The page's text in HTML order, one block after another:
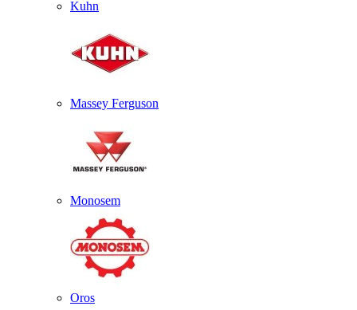
Kuhn
Massey Ferguson
Monosem
Oros